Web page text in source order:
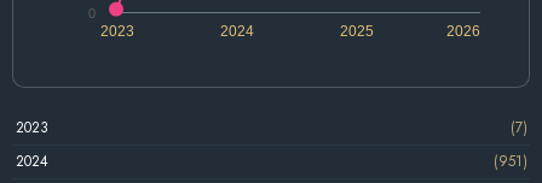
2024 2026
2023 2025
0
2023
(7)
2024
(951)